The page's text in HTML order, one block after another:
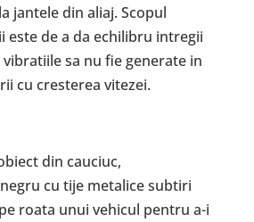
jantele din aliaj. Scopul
este de a da echilibru intregii
sa nu fie generate in
cu cresterea vitezei.
din cauciuc,
cu tije metalice subtiri
roata unui vehicul pentru a-i